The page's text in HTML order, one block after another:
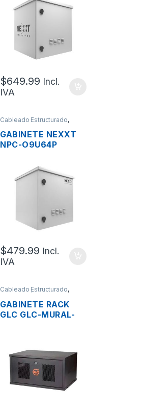
GALVANIZADO
SOPORTE PESADO
MONTAJE POSTE
60X76X45CM 2
VENTILADORES +
TERMOSTATO +
$649.99 Incl.
IVA
Cableado Estructurado,
GABINETE NEXXT
NPC-O9U64P
GALVANIZADO
SOPORTE PESADO
VENTILADORES +
TERMOSTATO +
$479.99 Incl.
IVA
Cableado Estructurado,
Metalmecánicos
GABINETE RACK
GLC GLC-MURAL-